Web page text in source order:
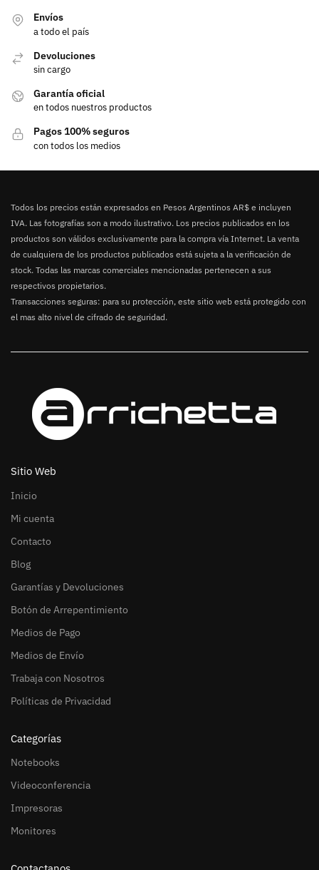
Envíos
a todo el país
Devoluciones
sin cargo
Garantía oficial
en todos nuestros productos
Pagos 100% seguros
con todos los medios
Todos los precios están expresados en Pesos Argentinos AR$ e incluyen
IVA. Las fotografías son a modo ilustrativo. Los precios publicados en los
productos son válidos exclusivamente para la compra vía Internet. La venta
de cualquiera de los productos publicados está sujeta a la verificación de
stock. Todas las marcas comerciales mencionadas pertenecen a sus
respectivos propietarios.
Transacciones seguras: para su protección, este sitio web está protegido con
el mas alto nivel de cifrado de seguridad.
Sitio Web
Inicio
Mi cuenta
Contacto
Blog
Garantías y Devoluciones
Botón de Arrepentimiento
Medios de Pago
Medios de Envío
Trabaja con Nosotros
Políticas de Privacidad
Categorías
Notebooks
Videoconferencia
Impresoras
Monitores